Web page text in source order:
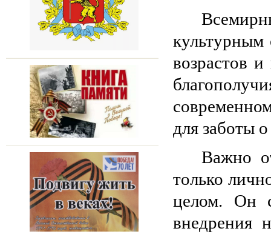
возрастов
для заботы
Важно
только
целом. Он
внедрения